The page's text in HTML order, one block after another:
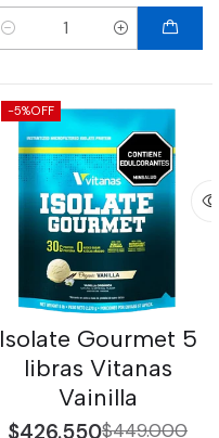
Cantidad
-5%OFF
Isolate Gourmet 5
libras Vitanas
Vainilla
$426.550$449.000